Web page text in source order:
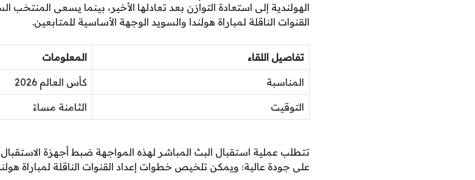
الهولندية إلى استعادة التوازن بعد تعادلها الأخير، بينما يسعى
القنوات الناقلة لمباراة هولندا والسويد الوجهة الأساسية للمتابعين.
تفاصيل اللقاء المعلومات
المناسبة كأس العالم 2026
التوقيت الثامنة مساءً
تتطلب عملية استقبال البث المباشر لهذه المواجهة ضبط أجهزة
على جودة عالية؛ ويمكن تلخيص خطوات إعداد القنوات الناقلة لمباراة